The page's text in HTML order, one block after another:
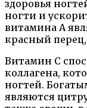
здоровья
ногти и
витамина А
красный
Витамин C
коллагена,
ногтей.
являются